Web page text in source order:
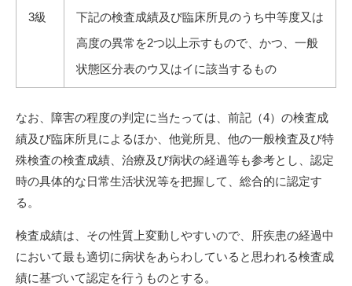
3級
下記の検査成績及び臨床所見のうち中等度又は
高度の異常を2つ以上示すもので、かつ、一般
状態区分表のウ又はイに該当するもの
なお、障害の程度の判定に当たっては、前記（4）の検査成
績及び臨床所見によるほか、他覚所見、他の一般検査及び特
殊検査の検査成績、治療及び病状の経過等も参考とし、認定
時の具体的な日常生活状況等を把握して、総合的に認定す
る。
検査成績は、その性質上変動しやすいので、肝疾患の経過中
において最も適切に病状をあらわしていると思われる検査成
績に基づいて認定を行うものとする。